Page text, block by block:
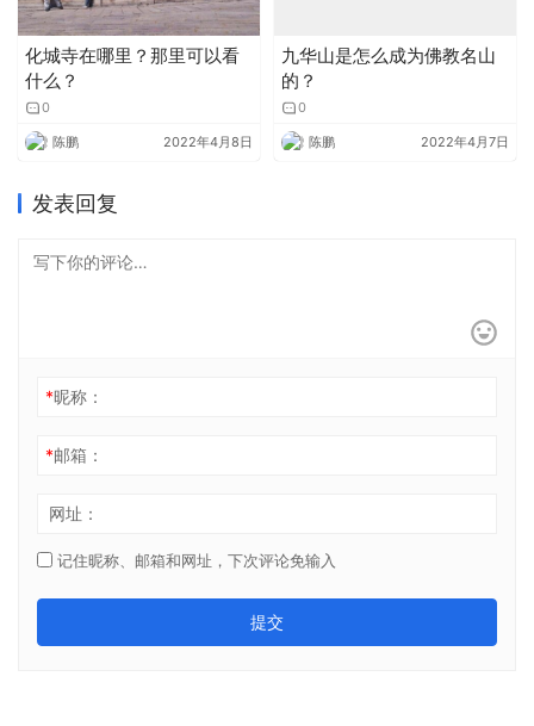
化城寺在哪里？那里可以看
什么？
0
陈鹏 2022年4月8日
九华山是怎么成为佛教名山
的？
0
陈鹏 2022年4月7日
发表回复
*昵称：
*邮箱：
网址：
记住昵称、邮箱和网址，下次评论免输入
提交